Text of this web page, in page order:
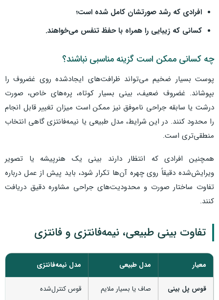
افرادی که رشد صورتشان کامل شده است؛
کسانی که زیبایی را همراه با حفظ تنفس می‌خواهند.
چه کسانی ممکن است گزینه مناسبی نباشند؟
پوست بسیار ضخیم می‌تواند ظرافت‌های ایجادشده روی غضروف را
بپوشاند. غضروف ضعیف، بینی بسیار کوتاه، پره‌های خاص، صورت
درشت یا سابقه جراحی ناموفق نیز ممکن است میزان تغییر قابل انجام
را محدود کنند. در این شرایط، مدل طبیعی یا نیمه‌فانتزی گاهی انتخاب
منطقی‌تری است.
همچنین افرادی که انتظار دارند بینی یک هنرپیشه یا تصویر
ویرایش‌شده دقیقاً روی چهره آن‌ها تکرار شود، باید پیش از عمل درباره
تفاوت ساختار صورت و محدودیت‌های جراحی مشاوره دقیق دریافت
کنند.
تفاوت بینی طبیعی، نیمه‌فانتزی و فانتزی
معیار مدل طبیعی مدل نیمه‌فانتزی
قوس پل بینی صاف یا بسیار ملایم قوس کنترل‌شده